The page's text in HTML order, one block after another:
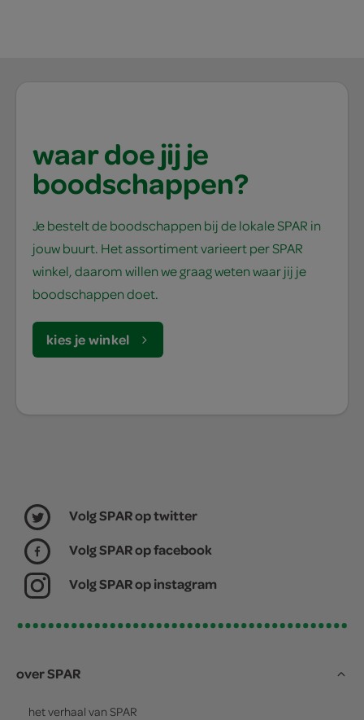
waar doe jij je
boodschappen?
Je bestelt de boodschappen bij de lokale SPAR in
jouw buurt. Het assortiment varieert per SPAR
winkel, daarom willen we graag weten waar jij je
boodschappen doet.
kies je winkel
Volg SPAR op twitter
Volg SPAR op facebook
Volg SPAR op instagram
over SPAR
het verhaal van SPAR